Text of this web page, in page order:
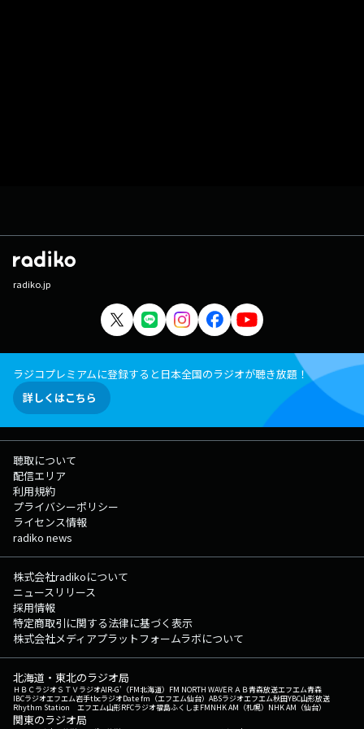
radiko.jp
ラジコプレミアムに登録すると日本全国のラジオが聴き放題！
詳しくはこちら
聴取について
配信エリア
利用規約
プライバシーポリシー
ライセンス情報
radiko news
株式会社radikoについて
ニュースリリース
採用情報
特定商取引に関する法律に基づく表示
株式会社メディアプラットフォームラボについて
北海道・東北のラジオ局
ＨＢＣラジオＳＴＶラジオAIR-G'（FM北海道） FM NORTH WAVEＲＡＢ青森放送エフエム青森
IBCラジオエフエム岩手tbcラジオDate fm（エフエム仙台） ABSラジオエフエム秋田YBC山形放送
Rhythm Station エフエム山形RFCラジオ福島ふくしまFMNHK AM（札幌） NHK AM（仙台）
関東のラジオ局